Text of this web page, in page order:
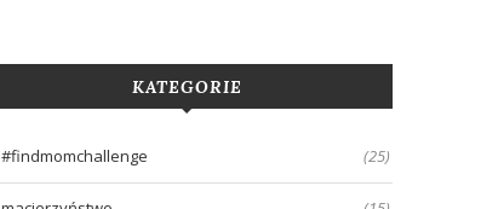
KATEGORIE
#findmomchallenge (25)